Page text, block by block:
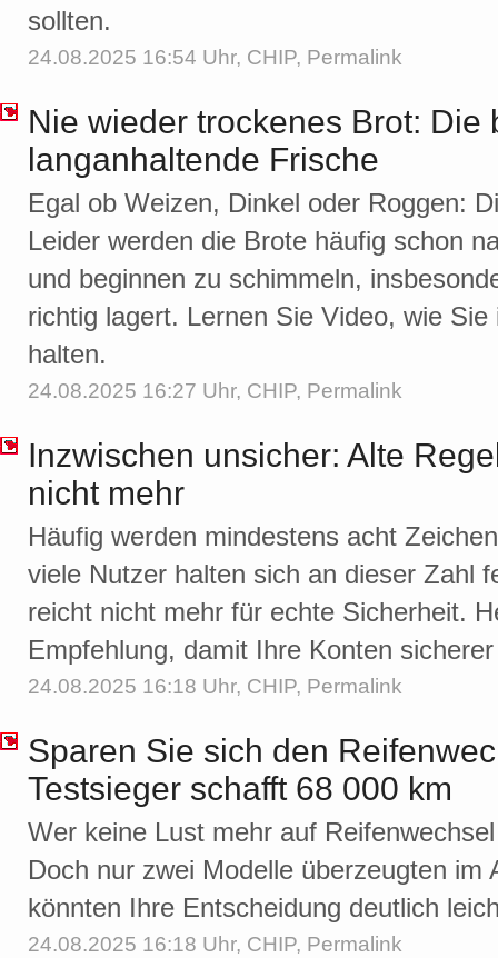
sollten.
24.08.2025 16:54 Uhr, CHIP, Permalink
Nie wieder trockenes Brot: Die
langanhaltende Frische
Egal ob Weizen, Dinkel oder Roggen:
Leider werden die Brote häufig schon
und beginnen zu schimmeln,
richtig lagert. Lernen Sie Video, wie
halten.
24.08.2025 16:27 Uhr, CHIP, Permalink
Inzwischen unsicher: Alte
nicht mehr
Häufig werden mindestens acht
viele Nutzer halten sich an dieser Zahl
reicht nicht mehr für echte Sicherheit.
Empfehlung, damit Ihre Konten
24.08.2025 16:18 Uhr, CHIP, Permalink
Sparen Sie sich den
Testsieger schafft 68 000 km
Wer keine Lust mehr auf
Doch nur zwei Modelle überzeugten im
könnten Ihre Entscheidung deutlich
24.08.2025 16:18 Uhr, CHIP, Permalink